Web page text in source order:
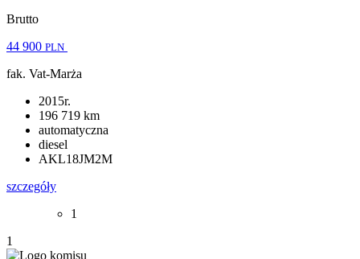
Brutto
44 900 PLN
fak. Vat-Marża
2015r.
196 719 km
automatyczna
diesel
AKL18JM2M
szczegóły
1
1